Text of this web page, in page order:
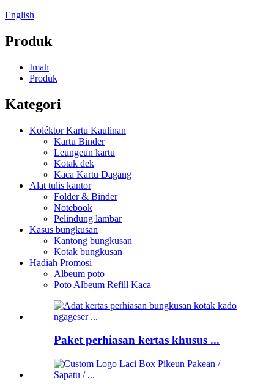
English
Produk
Imah
Produk
Kategori
Koléktor Kartu Kaulinan
Kartu Binder
Leungeun kartu
Kotak dek
Kaca Kartu Dagang
Alat tulis kantor
Folder & Binder
Notebook
Pelindung lambar
Kasus bungkusan
Kantong bungkusan
Kotak bungkusan
Hadiah Promosi
Albeum poto
Poto Albeum Refill Kaca
Paket perhiasan kertas khusus ...